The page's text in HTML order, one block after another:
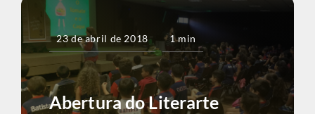
23 de abril de 2018 1 min
Abertura do Literarte